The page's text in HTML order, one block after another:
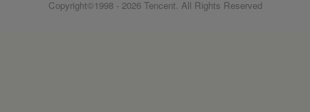
Copyright©1998 - 2026 Tencent. All Rights Reserved